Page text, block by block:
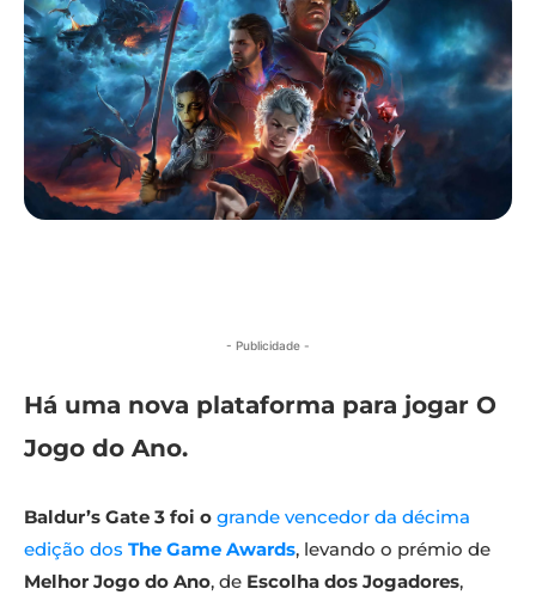
- Publicidade -
Há uma nova plataforma para jogar O
Jogo do Ano.
Baldur’s Gate 3 foi o grande vencedor da décima
edição dos The Game Awards, levando o prémio de
Melhor Jogo do Ano, de Escolha dos Jogadores,